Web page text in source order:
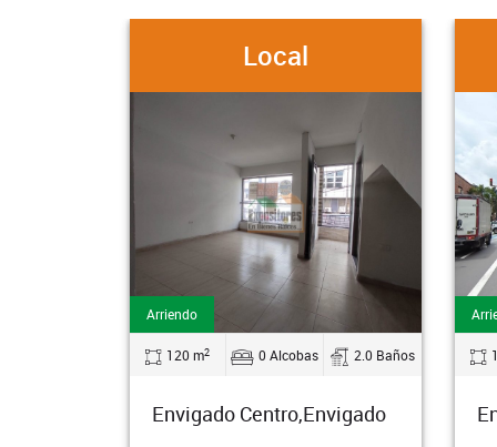
Local
Arriendo
120 m2 0 Alcobas 2.0 Baños
Envigado Centro,Envigado